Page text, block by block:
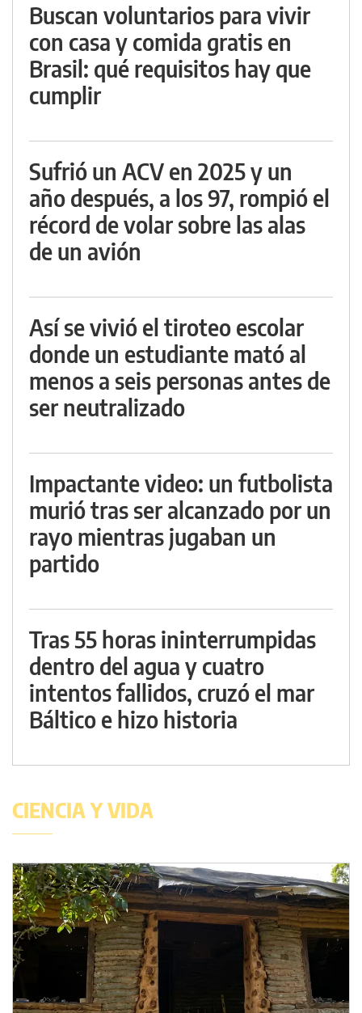
Buscan voluntarios para vivir
con casa y comida gratis en
Brasil: qué requisitos hay que
cumplir
Sufrió un ACV en 2025 y un
año después, a los 97, rompió el
récord de volar sobre las alas
de un avión
Así se vivió el tiroteo escolar
donde un estudiante mató al
menos a seis personas antes de
ser neutralizado
Impactante video: un futbolista
murió tras ser alcanzado por un
rayo mientras jugaban un
partido
Tras 55 horas ininterrumpidas
dentro del agua y cuatro
intentos fallidos, cruzó el mar
Báltico e hizo historia
CIENCIA Y VIDA